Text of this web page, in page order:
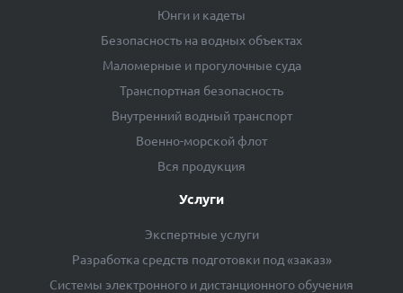
Юнги и кадеты
Безопасность на водных объектах
Маломерные и прогулочные суда
Транспортная безопасность
Внутренний водный транспорт
Военно-морской флот
Вся продукция
Услуги
Экспертные услуги
Разработка средств подготовки под «заказ»
Системы электронного и дистанционного обучения